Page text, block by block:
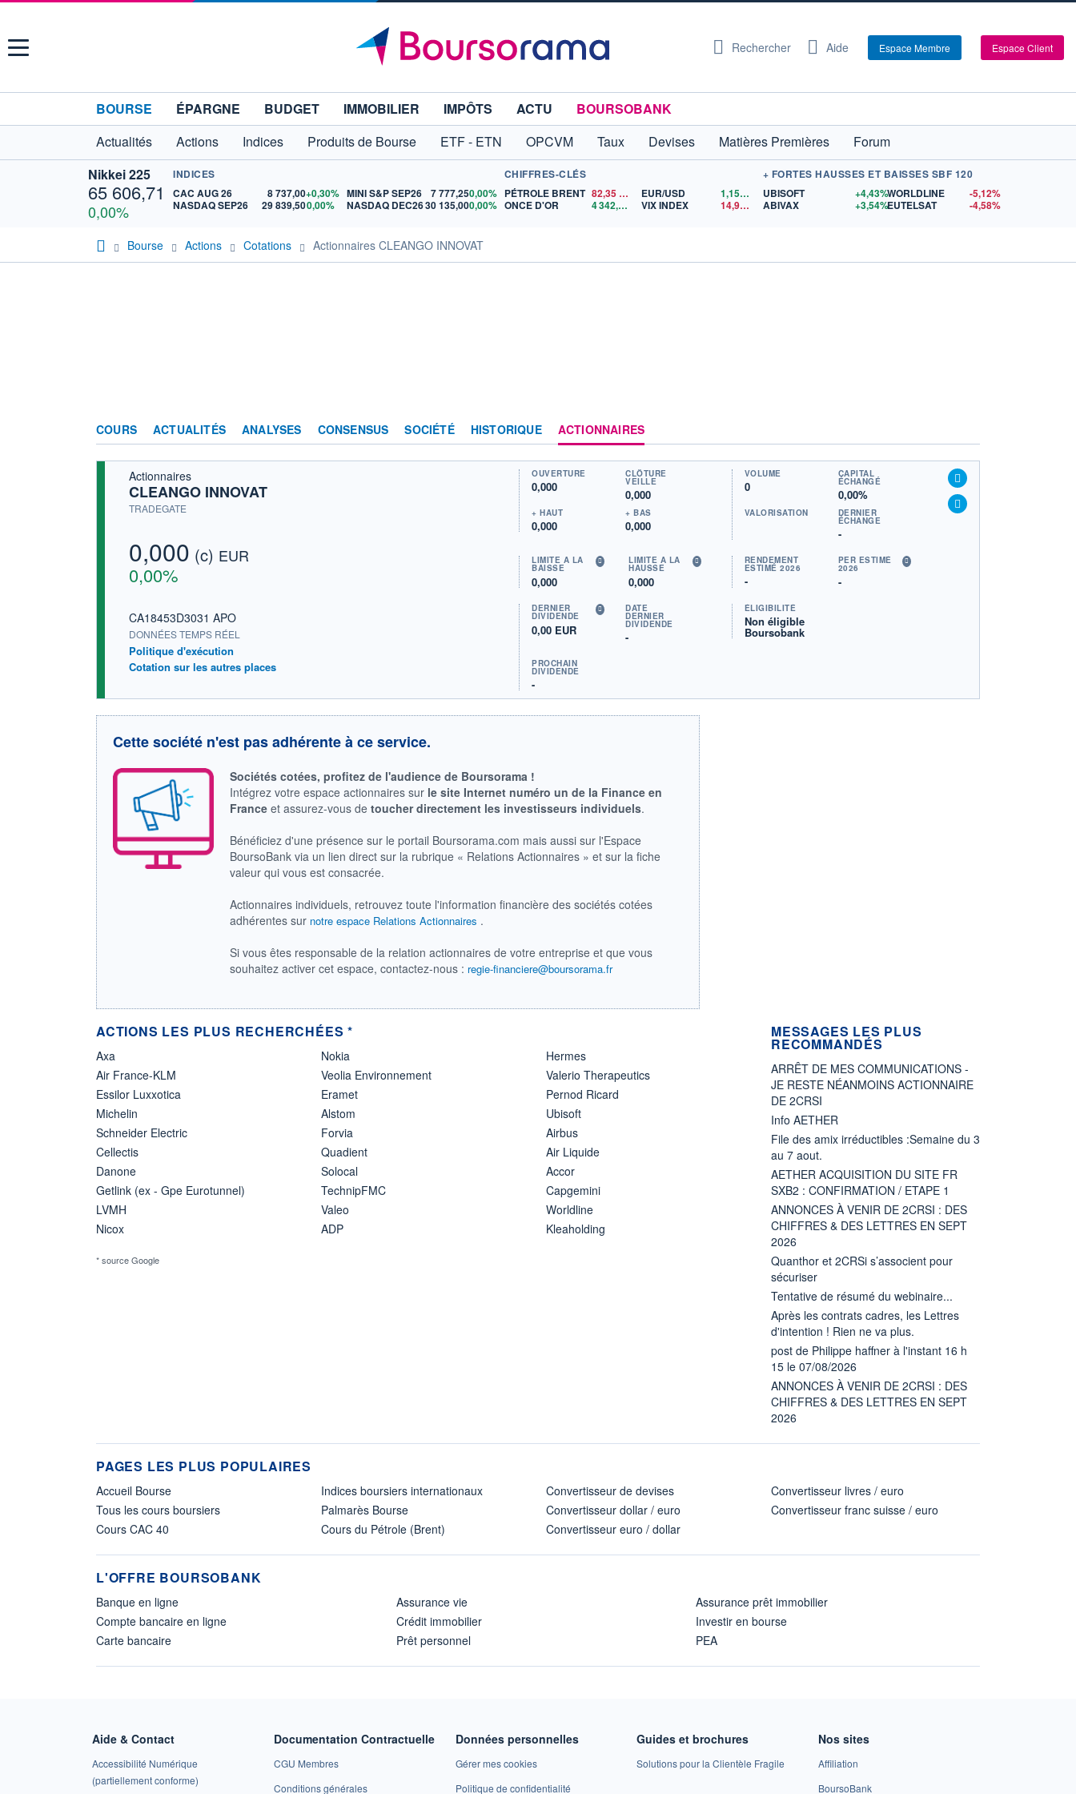
Menu Rechercher Aide Espace Membre Espace Client
BOURSE ÉPARGNE BUDGET IMMOBILIER IMPÔTS ACTU
BOURSOBANK
Actualités
Actions Indices Produits de Bourse ETF - ETN OPCVM Taux Devises Matières Premières
Forum
Nikkei 225
65 606,71
0,00%
INDICES
CAC AUG 26
8 737,00+0,30%
NASDAQ SEP26
29 839,500,00%
MINI S&P SEP26 7 777,250,00%
NASDAQ DEC2630 135,000,00%
CHIFFRES-CLÉS
PÉTROLE BRENT 82,35
ONCE D'OR
4 342,26 $US
EUR/USD 1,1559
$US
VIX INDEX
14,90$US
+ FORTES HAUSSES ET BAISSES SBF 120
UBISOFT
+4,43%
ABIVAX
+3,54%
WORLDLINE
-5,12%
EUTELSAT
-4,58%
Bourse Actions Cotations Actionnaires CLEANGO INNOVAT
COURS ACTUALITÉS ANALYSES CONSENSUS SOCIÉTÉ HISTORIQUE ACTIONNAIRES
Actionnaires
CLEANGO INNOVAT
TRADEGATE
0,000 (c) EUR
0,00%
CA18453D3031 APO
DONNÉES TEMPS RÉEL
Politique d'exécution
Cotation sur les autres places
OUVERTURE
0,000
CLÔTURE
VEILLE
0,000
+ HAUT
0,000
+ BAS
0,000
VOLUME
0
CAPITAL
ÉCHANGÉ
0,00%
VALORISATION DERNIER
ÉCHANGE
-
LIMITE À LA
BAISSE
0,000
LIMITE À LA
HAUSSE
0,000
RENDEMENT
ESTIMÉ 2026
-
PER ESTIMÉ
2026
-
DERNIER
DIVIDENDE
0,00 EUR
DATE
DERNIER
DIVIDENDE
-
PROCHAIN
DIVIDENDE
-
ÉLIGIBILITÉ
Non éligible
Boursobank
Cette société n'est pas adhérente à ce service.
Sociétés cotées, profitez de l'audience de Boursorama !
Intégrez votre espace actionnaires sur le site Internet numéro un de la Finance en
France et assurez-vous detoucher directement les investisseurs individuels.
Bénéficiez d'une présence sur le portail Boursorama.com mais aussi sur l'Espace
BoursoBank via un lien direct sur la rubrique « Relations Actionnaires » et sur la fiche
valeur qui vous est consacrée.
Actionnaires individuels, retrouvez toute l'information financière des sociétés cotées
adhérentes sur notre espace Relations Actionnaires .
Si vous êtes responsable de la relation actionnaires de votre entreprise et que vous
souhaitez activer cet espace, contactez-nous : regie-financiere@boursorama.fr
ACTIONS LES PLUS RECHERCHÉES *
Axa
Air France-KLM
Essilor Luxxotica
Michelin
Schneider Electric
Cellectis
Danone
Getlink (ex - Gpe Eurotunnel)
LVMH
Nicox
Nokia
Veolia Environnement
Eramet
Alstom
Forvia
Quadient
Solocal
TechnipFMC
Valeo
ADP
Hermes
Valerio Therapeutics
Pernod Ricard
Ubisoft
Airbus
Air Liquide
Accor
Capgemini
Worldline
Kleaholding
* source Google
MESSAGES LES PLUS
RECOMMANDÉS
ARRÊT DE MES COMMUNICATIONS -
JE RESTE NÉANMOINS ACTIONNAIRE
DE 2CRSI
Info AETHER
File des amix irréductibles :Semaine du 3
au 7 aout.
AETHER ACQUISITION DU SITE FR
SXB2 : CONFIRMATION / ETAPE 1
ANNONCES À VENIR DE 2CRSI : DES
CHIFFRES & DES LETTRES EN SEPT
2026
Quanthor et 2CRSi s’associent pour
sécuriser
Tentative de résumé du webinaire...
Après les contrats cadres, les Lettres
d'intention ! Rien ne va plus.
post de Philippe haffner à l'instant 16 h
15 le 07/08/2026
ANNONCES À VENIR DE 2CRSI : DES
CHIFFRES & DES LETTRES EN SEPT
2026
PAGES LES PLUS POPULAIRES
Accueil Bourse
Tous les cours boursiers
Cours CAC 40
Indices boursiers internationaux
Palmarès Bourse
Cours du Pétrole (Brent)
Convertisseur de devises
Convertisseur dollar / euro
Convertisseur euro / dollar
Convertisseur livres / euro
Convertisseur franc suisse / euro
L'OFFRE BOURSOBANK
Banque en ligne
Compte bancaire en ligne
Carte bancaire
Assurance vie
Crédit immobilier
Prêt personnel
Assurance prêt immobilier
Investir en bourse
PEA
Aide & Contact
Accessibilité Numérique
(partiellement conforme)
Documentation Contractuelle
CGU Membres
Conditions générales
Données personnelles
Gérer mes cookies
Politique de confidentialité
Guides et brochures
Solutions pour la Clientèle Fragile
Nos sites
Affiliation
BoursoBank